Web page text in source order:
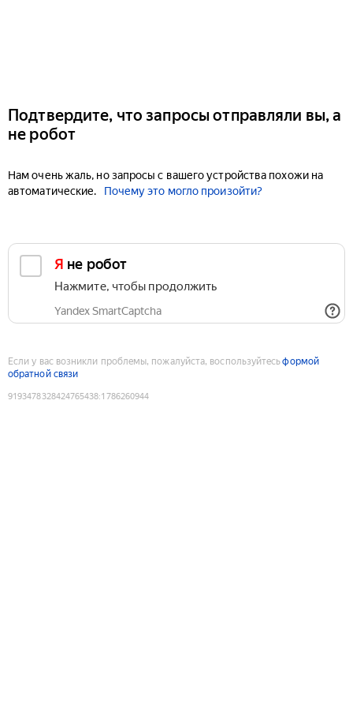
Подтвердите, что запросы отправляли вы, а
не робот
Нам очень жаль, но запросы с вашего устройства похожи на
автоматические.
Почему это могло произойти?
Я не робот
Нажмите, чтобы продолжить
Yandex SmartCaptcha
Если у вас возникли проблемы, пожалуйста, воспользуйтесьформой
обратной связи
9193478328424765438:1786260944